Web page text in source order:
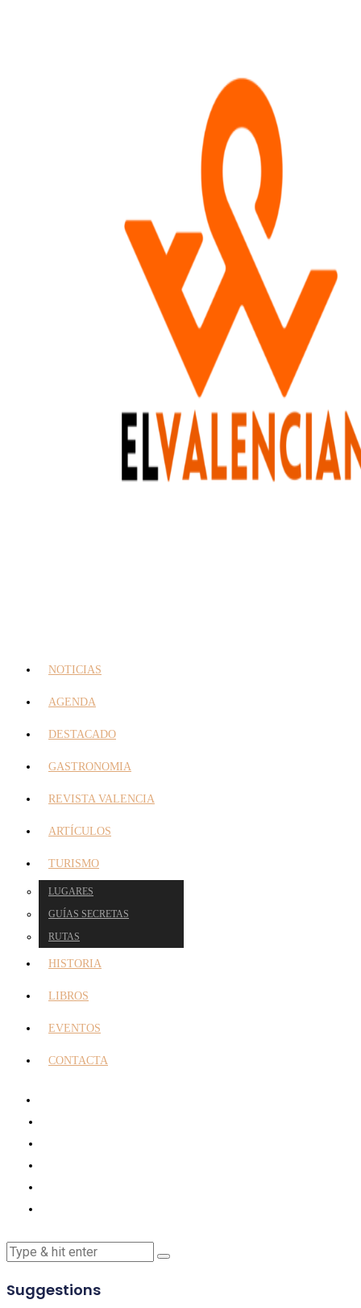
NOTICIAS
AGENDA
DESTACADO
GASTRONOMIA
REVISTA VALENCIA
ARTÍCULOS
TURISMO
LUGARES
GUÍAS SECRETAS
RUTAS
HISTORIA
LIBROS
EVENTOS
CONTACTA
Suggestions